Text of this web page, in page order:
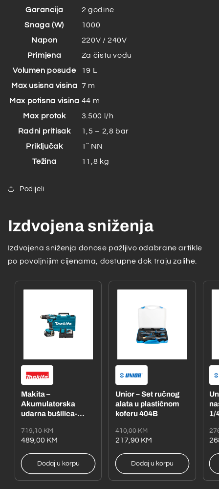
Garancija
2 godine
Snaga (W)
1000
Napon
220V / 240V
Primjena
Za čistu vodu
Volumen posude
19 L
Max usisna visina 7 m
Max potisna visina 44 m
Max protok
3.500 l/h
Radni pritisak
1,5 – 2,8 bar
Priključak
1˝ NN
Težina
11,8 kg
Podijeli
Izdvojena sniženja
Izdvojena sniženja donose pažljivo odabrane artikle
po povoljnijim cijenama, dostupne dok traju zalihe.
Makita –
Akumulatorska
udarna bušilica-
DHP485RFE1
Redovna
cijena
719,10 KM
Akcijska
cijena
489,00 KM
Dodaj u korpu
Unior – Set ručnog
alata u plastičnom
koferu 404B
Redovna
cijena
410,00 KM
Akcijska
cijena
217,90 KM
Dodaj u korpu
1/